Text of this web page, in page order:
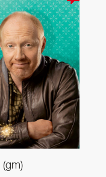
(gm)